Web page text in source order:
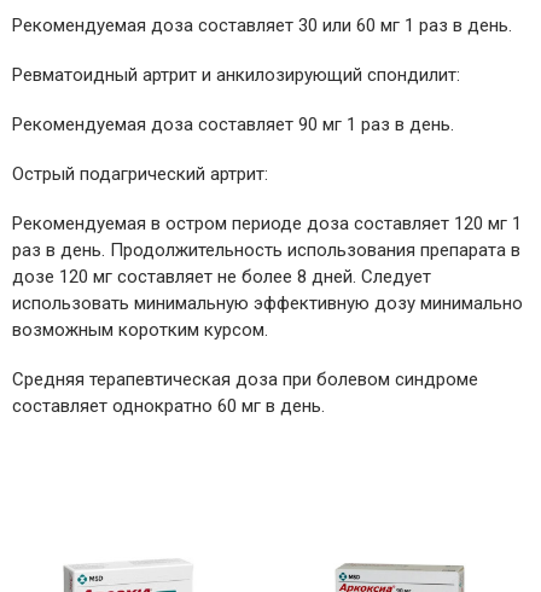
Рекомендуемая доза составляет 30 или 60 мг 1 раз в день.
Ревматоидный артрит и анкилозирующий спондилит:
Рекомендуемая доза составляет 90 мг 1 раз в день.
Острый подагрический артрит:
Рекомендуемая в остром периоде доза составляет 120 мг 1
раз в день. Продолжительность использования препарата в
дозе 120 мг составляет не более 8 дней. Следует
использовать минимальную эффективную дозу минимально
возможным коротким курсом.
Средняя терапевтическая доза при болевом синдроме
составляет однократно 60 мг в день.